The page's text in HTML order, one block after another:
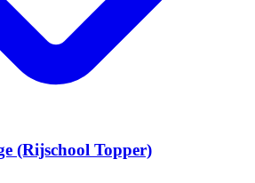
(Rijschool Topper)